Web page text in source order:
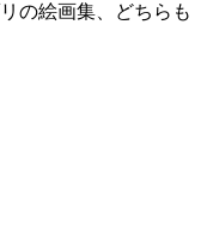
の絵画集、どちらも